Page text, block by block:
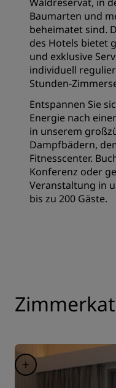
Baumarten und
beheimatet sind.
des Hotels bietet
und exklusive
individuell
Stunden-
Entspannen Sie
Energie nach
in unserem
Dampfbädern,
Fitnesscenter.
Konferenz oder
Veranstaltung in
bis zu 200 Gäste.